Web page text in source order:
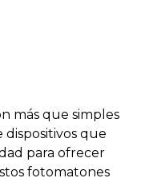
más que simples
dispositivos que
para ofrecer
fotomatones